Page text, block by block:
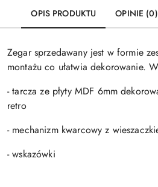
OPIS PRODUKTU OPINIE (0)
Zegar sprzedawany jest w formie
montażu co ułatwia dekorowanie.
- tarcza ze płyty MDF 6mm
retro
- mechanizm kwarcowy z
- wskazówki